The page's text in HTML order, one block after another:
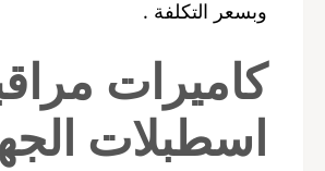
وبسعر التكلفة .
كاميرات
اسطبلات